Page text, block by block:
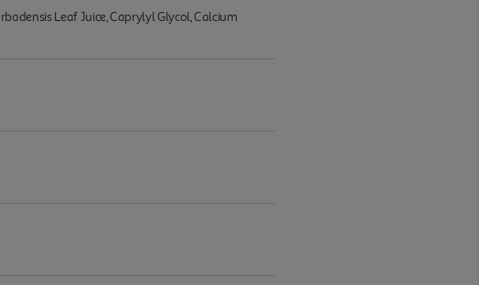
Leaf Juice, Caprylyl Glycol, Calcium